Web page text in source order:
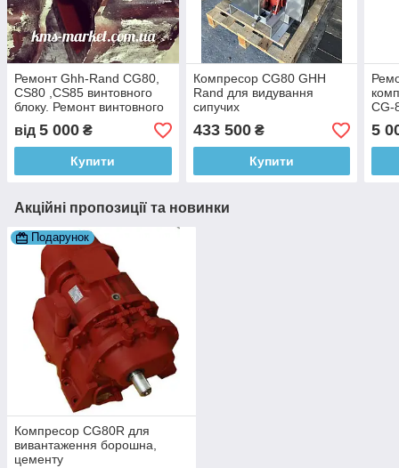
Ремонт Ghh-Rand CG80,
CS80 ,CS85 винтовного
блоку. Ремонт винтовного
блоку
від 5 000 ₴
Купити
Компресор CG80 GHH
Rand для видування
сипучих
433 500₴
Купити
CG-
5
Акційні пропозиції та новинки
Подарунок
Компресор CG80R для
вивантаження борошна,
цементу